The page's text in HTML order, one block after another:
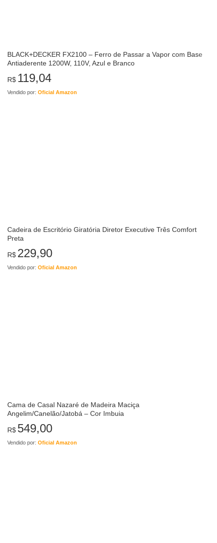
BLACK+DECKER FX2100 – Ferro de Passar a Vapor com Base
Antiaderente 1200W, 110V, Azul e Branco
R$ 119,04
Vendido por: Oficial Amazon
Cadeira de Escritório Giratória Diretor Executive Três Comfort
Preta
R$ 229,90
Vendido por: Oficial Amazon
Cama de Casal Nazaré de Madeira Maciça
Angelim/Canelão/Jatobá – Cor Imbuia
R$ 549,00
Vendido por: Oficial Amazon